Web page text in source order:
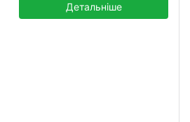
Детальніше